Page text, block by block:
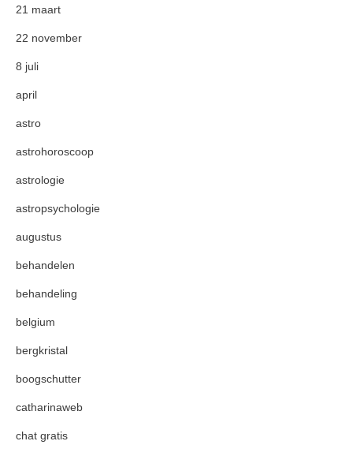
21 maart
22 november
8 juli
april
astro
astrohoroscoop
astrologie
astropsychologie
augustus
behandelen
behandeling
belgium
bergkristal
boogschutter
catharinaweb
chat gratis